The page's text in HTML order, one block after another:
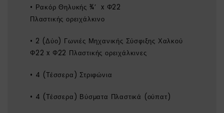
• Ρακόρ Θηλυκής ¾’ x Φ22
Πλαστικής ορειχάλκινο
• 2 (Δύο) Γωνιές Μηχανικής Σύσφιξης Χαλκού
Φ22 x Φ22 Πλαστικής ορειχάλκινες
• 4 (Τέσσερα) Στριφώνια
• 4 (Τέσσερα) Βύσματα Πλαστικά (ούπατ)